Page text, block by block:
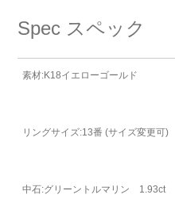
Spec スペック
素材:K18イエローゴールド
リングサイズ:13番 (サイズ変更可)
中石:グリーントルマリン 1.93ct